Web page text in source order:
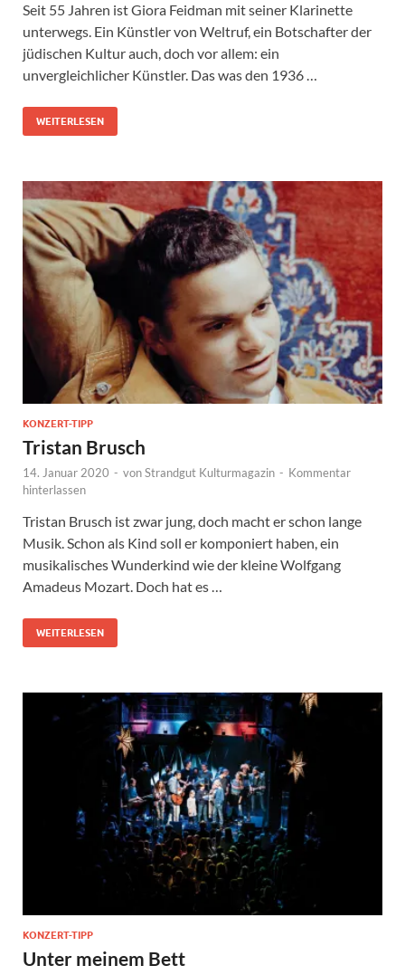
Seit 55 Jahren ist Giora Feidman mit seiner Klarinette
unterwegs. Ein Künstler von Weltruf, ein Botschafter der
jüdischen Kultur auch, doch vor allem: ein
unvergleichlicher Künstler. Das was den 1936 …
WEITERLESEN
KONZERT-TIPP
Tristan Brusch
14. Januar 2020 - vonStrandgut Kulturmagazin - Kommentar
hinterlassen
Tristan Brusch ist zwar jung, doch macht er schon lange
Musik. Schon als Kind soll er komponiert haben, ein
musikalisches Wunderkind wie der kleine Wolfgang
Amadeus Mozart. Doch hat es …
WEITERLESEN
KONZERT-TIPP
Unter meinem Bett